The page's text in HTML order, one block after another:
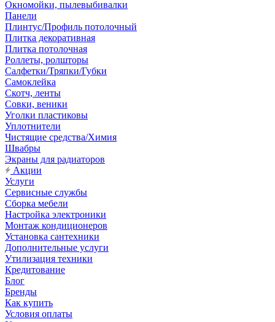
Окномойки, пылевыбивалки
Панели
Плинтус/Профиль потолочный
Плитка декоративная
Плитка потолочная
Роллеты, ролшторы
Салфетки/Тряпки/Губки
Самоклейка
Скотч, ленты
Совки, веники
Уголки пластиковы
Уплотнители
Чистящие средства/Химия
Швабры
Экраны для радиаторов
Акции
Услуги
Сервисные службы
Сборка мебели
Настройка электроники
Монтаж кондиционеров
Установка сантехники
Дополнительные услуги
Утилизация техники
Кредитование
Блог
Бренды
Как купить
Условия оплаты